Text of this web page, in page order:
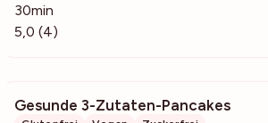
30min
5,0 (4)
Gesunde 3-Zutaten-Pancakes